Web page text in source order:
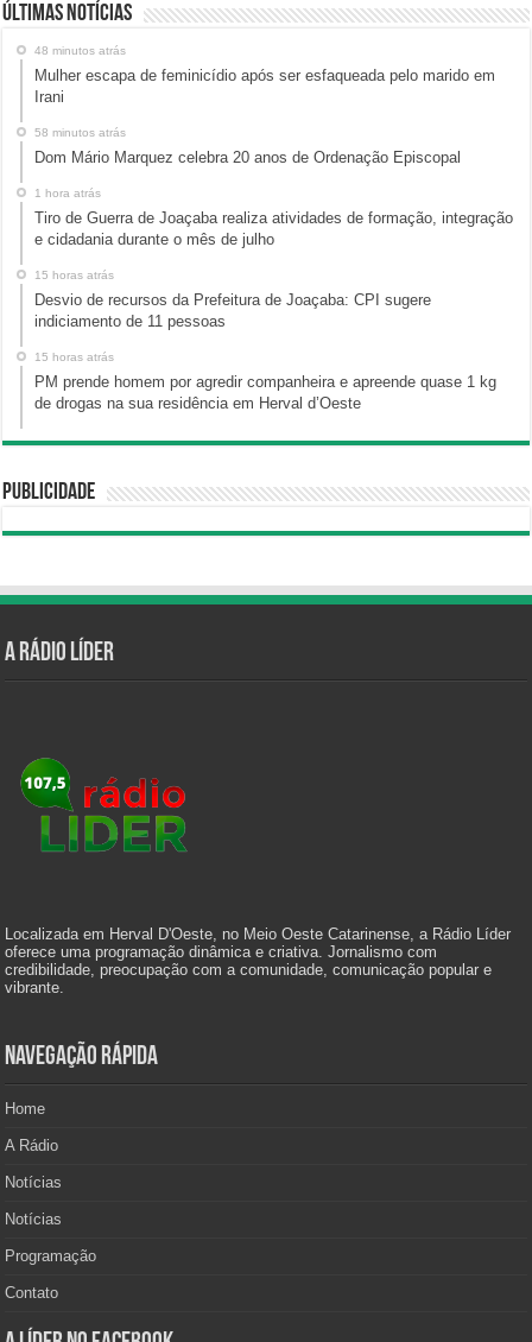
Últimas Notícias
48 minutos atrás
Mulher escapa de feminicídio após ser esfaqueada pelo marido em
Irani
58 minutos atrás
Dom Mário Marquez celebra 20 anos de Ordenação Episcopal
1 hora atrás
Tiro de Guerra de Joaçaba realiza atividades de formação, integração
e cidadania durante o mês de julho
15 horas atrás
Desvio de recursos da Prefeitura de Joaçaba: CPI sugere
indiciamento de 11 pessoas
15 horas atrás
PM prende homem por agredir companheira e apreende quase 1 kg
de drogas na sua residência em Herval d’Oeste
Publicidade
A Rádio Líder
Localizada em Herval D'Oeste, no Meio Oeste Catarinense, a Rádio Líder
oferece uma programação dinâmica e criativa. Jornalismo com
credibilidade, preocupação com a comunidade, comunicação popular e
vibrante.
Navegação Rápida
Home
A Rádio
Notícias
Notícias
Programação
Contato